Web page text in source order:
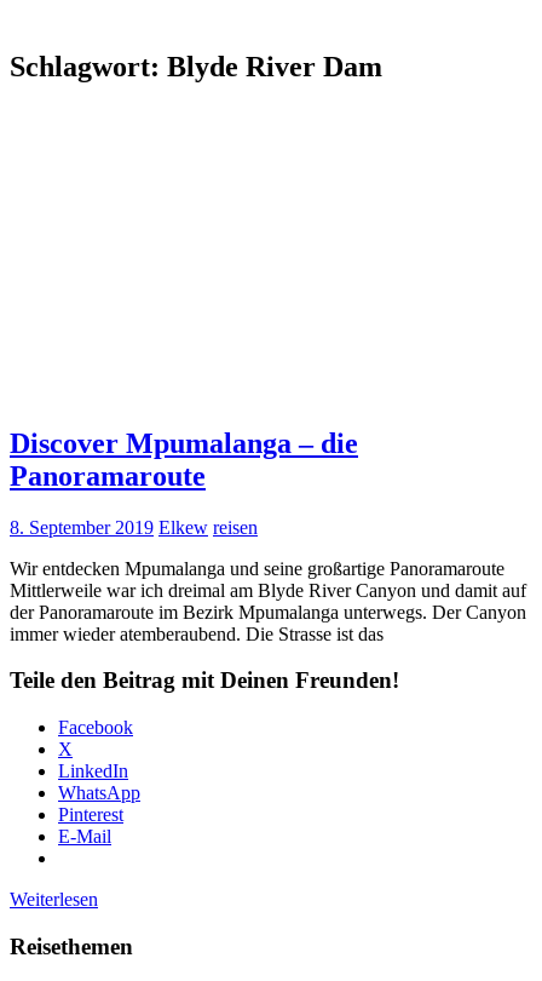
Schlagwort: Blyde River Dam
Discover Mpumalanga – die
Panoramaroute
8. September 2019 Elkew reisen
Wir entdecken Mpumalanga und seine großartige Panoramaroute
Mittlerweile war ich dreimal am Blyde River Canyon und damit auf
der Panoramaroute im Bezirk Mpumalanga unterwegs. Der Canyon
immer wieder atemberaubend. Die Strasse ist das
Teile den Beitrag mit Deinen Freunden!
Facebook
X
LinkedIn
WhatsApp
Pinterest
E-Mail
Weiterlesen
Reisethemen